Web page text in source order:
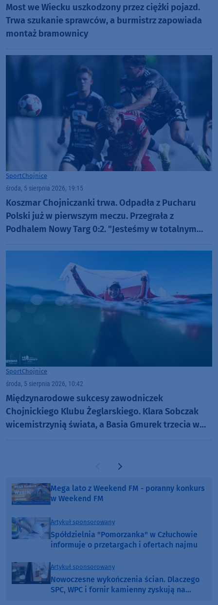
Most we Wiecku uszkodzony przez ciężki pojazd.
Trwa szukanie sprawców, a burmistrz zapowiada
montaż bramownicy
SportChojnice
środa, 5 sierpnia 2026, 19:15
Koszmar Chojniczanki trwa. Odpadła z Pucharu
Polski już w pierwszym meczu. Przegrała z
Podhalem Nowy Targ 0:2. "Jesteśmy w totalnym
SportChojnice
środa, 5 sierpnia 2026, 10:42
Międzynarodowe sukcesy zawodniczek
Chojnickiego Klubu Żeglarskiego. Klara Sobczak
wicemistrzynią świata, a Basia Gmurek trzecia w
Poprzednia strona
Następna strona
Mega lato z Weekend FM - poranny konkurs
w Weekend FM
Artykuł sponsorowany
Spółdzielnia "Pomorzanka" w Człuchowie
informuje o przetargach i ofertach najmu
Artykuł sponsorowany
Nowoczesne wykończenia ścian. Dlaczego
SPC, WPC i fornir kamienny zyskują na